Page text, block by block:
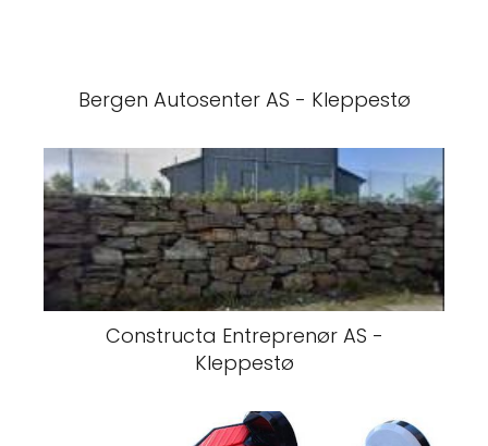
Bergen Autosenter AS - Kleppestø
Constructa Entreprenør AS -
Kleppestø